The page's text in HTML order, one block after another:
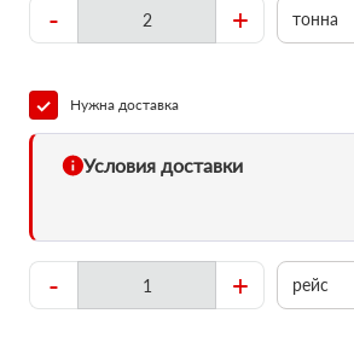
- + тонна
Нужна доставка
Условия доставки
- + рейс